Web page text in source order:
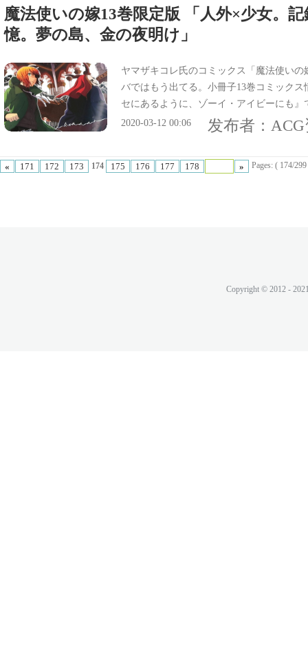
魔法使いの嫁13巻限定版 「人外×少女。
憶。夢の島、金の夜明け」
ヤマザキコレ氏のコミックス「魔法使い
バではもう出てる。小冊子13巻コミック
セにあるように、ゾーイ・アイビーにも
に落ちた記憶。夢の島、金の夜明け』だっ
2020-03-12 00:06 发布者：
« 171 172 173 174 175 176 177 178 » Pages: ( 174/
Copyright © 2012 -